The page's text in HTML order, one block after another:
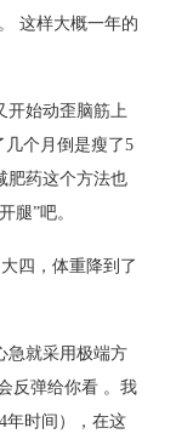
这样大概一年的
开始动歪脑筋上
几个月倒是瘦了5
肥药这个方法也
腿”吧。
四，体重降到了
急就采用极端方
反弹给你看 。我
年时间），在这